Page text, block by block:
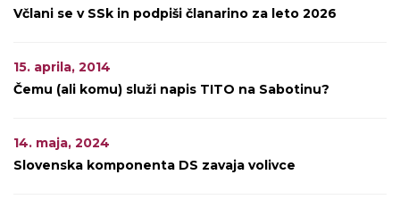
Včlani se v SSk in podpiši članarino za leto 2026
15. aprila, 2014
Čemu (ali komu) služi napis TITO na Sabotinu?
14. maja, 2024
Slovenska komponenta DS zavaja volivce